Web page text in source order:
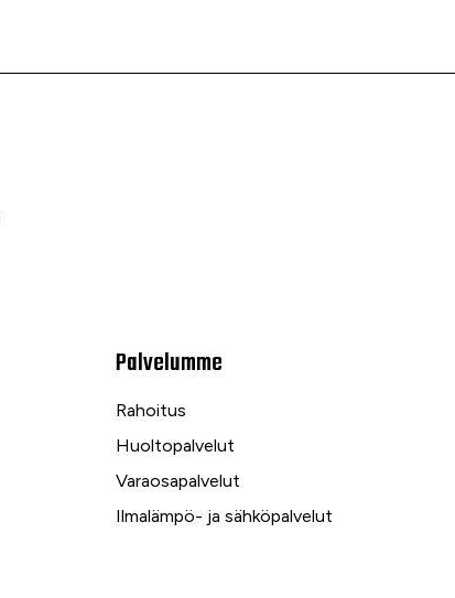
Palvelumme
Rahoitus
Huoltopalvelut
Varaosapalvelut
Ilmalämpö- ja sähköpalvelut